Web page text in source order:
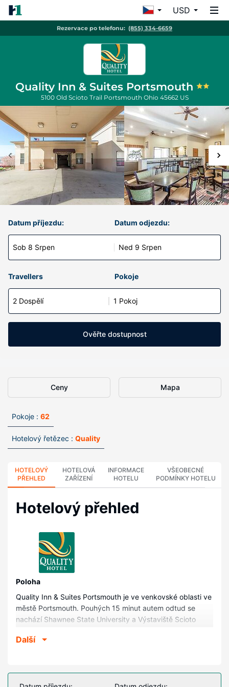
USD
Rezervace po telefonu: (855) 334-6659
Quality Inn & Suites Portsmouth
5100 Old Scioto Trail Portsmouth Ohio 45662 US
Datum příjezdu:
Sob 8 Srpen
Datum odjezdu:
Ned 9 Srpen
Travellers Pokoje
2 Dospělí 1 Pokoj
Ověřte dostupnost
Ceny Mapa
Pokoje : 62
Hotelový řetězec : Quality
HOTELOVÝ
PŘEHLED
HOTELOVÁ
ZAŘÍZENÍ
INFORMACE
HOTELU
VŠEOBECNÉ
PODMÍNKY HOTELU
Hotelový přehled
Poloha
Quality Inn & Suites Portsmouth je ve venkovské oblasti ve
městě Portsmouth. Pouhých 15 minut autem odtud se
nachází Shawnee State University a Výstaviště Scioto
Club a 20,9 km od Státní park Shawnee.
V jednom z 62 pokojů s osobitou výbavou, k jejichž
vybavení patří mikrovlnná trouba a televize s plochou
Další